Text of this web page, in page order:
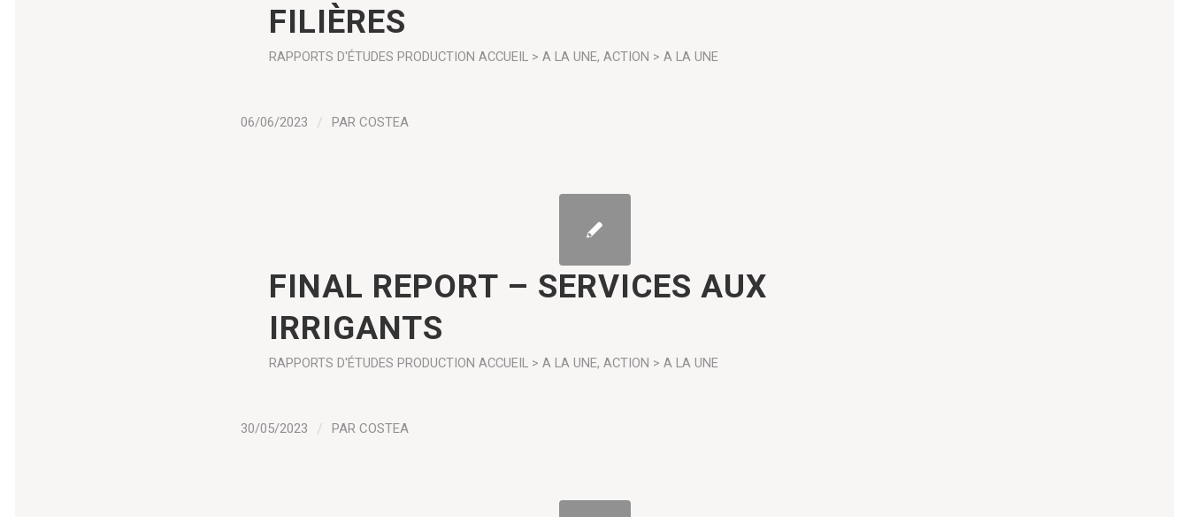
FILIÈRES
RAPPORTS D'ÉTUDES PRODUCTION ACCUEIL > A LA UNE, ACTION > A LA UNE
06/06/2023 / PAR COSTEA
FINAL REPORT – SERVICES AUX
IRRIGANTS
RAPPORTS D'ÉTUDES PRODUCTION ACCUEIL > A LA UNE, ACTION > A LA UNE
30/05/2023 / PAR COSTEA